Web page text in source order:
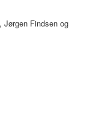
Jørgen Findsen og